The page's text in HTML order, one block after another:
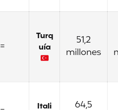
=
Turq
uía
51,2
millones
Itali
64,5